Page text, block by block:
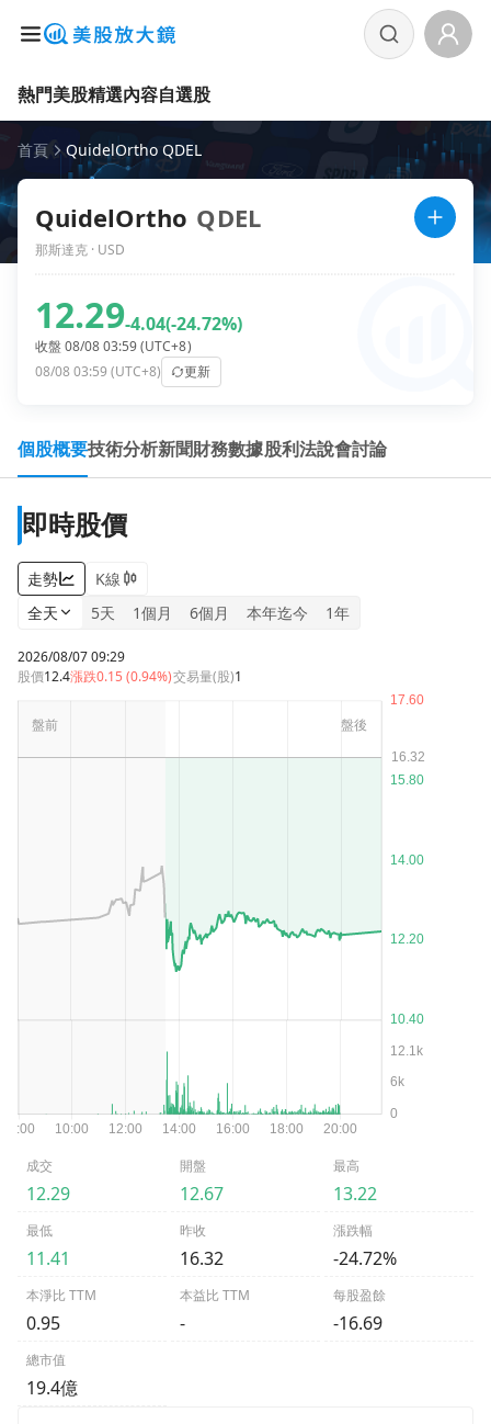
熱門美股精選內容自選股
首頁 QuidelOrtho QDEL
QuidelOrtho QDEL
那斯達克 · USD
12.29-4.04(-24.72%)
收盤 08/08 03:59 (UTC+8)
08/08 03:59 (UTC+8)
更新
個股概要技術分析新聞財務數據股利法說會討論
即時股價
走勢
K線
全天
5天 1個月 6個月 本年迄今 1年
2026/08/07 09:29
股價12.4漲跌0.15 (0.94%)交易量(股)1
成交
12.29
開盤
12.67
最高
13.22
最低
11.41
昨收
16.32
漲跌幅
-24.72%
本淨比 TTM
0.95
本益比 TTM
-
每股盈餘
-16.69
總市值
19.4億